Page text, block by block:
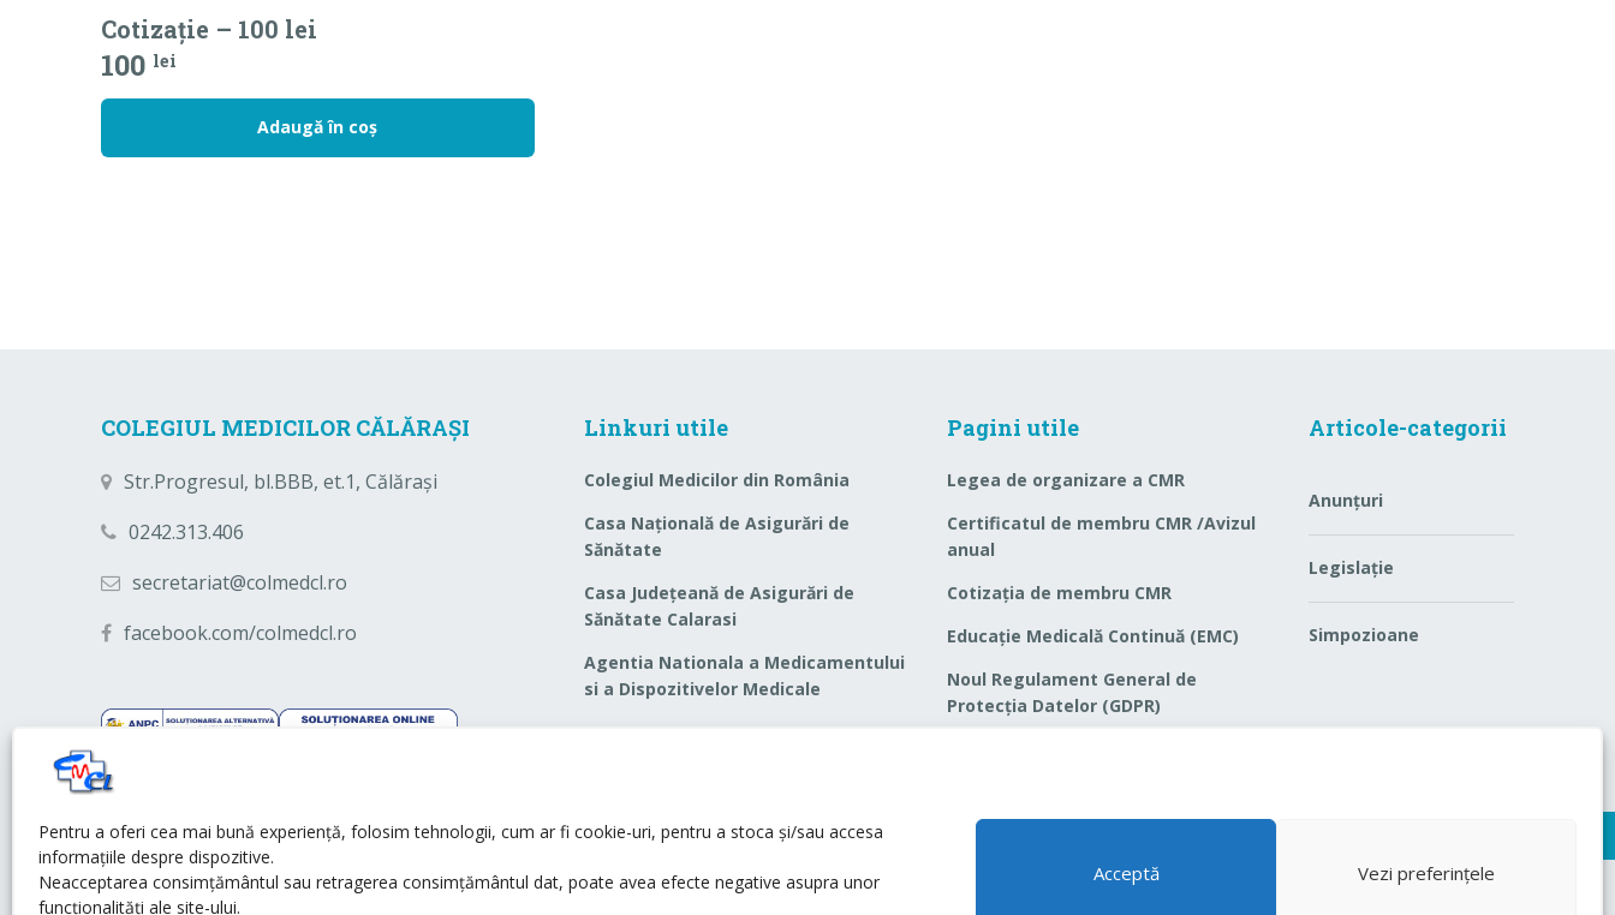
Pentru a oferi cea mai bună experiență, folosim tehnologii, cum ar fi cookie-uri, pentru a stoca și/sau accesa
informațiile despre dispozitive.
Neacceptarea consimțământul sau retragerea consimțământul dat, poate avea efecte negative asupra unor
funcționalități ale site-ului.
Acceptă Vezi preferințele
Cotizație – 100 lei
100 lei
Adaugă în coș
COLEGIUL MEDICILOR CĂLĂRAȘI
Str.Progresul, bl.BBB, et.1, Călărași
0242.313.406
secretariat@colmedcl.ro
facebook.com/colmedcl.ro
Linkuri utile
Colegiul Medicilor din România
Casa Naţională de Asigurări de
Sănătate
Casa Judeţeană de Asigurări de
Sănătate Calarasi
Agentia Nationala a Medicamentului
si a Dispozitivelor Medicale
Pagini utile
Legea de organizare a CMR
Certificatul de membru CMR /Avizul
anual
Cotizaţia de membru CMR
Educaţie Medicală Continuă (EMC)
Noul Regulament General de
Protecția Datelor (GDPR)
Articole-categorii
Anunțuri
Legislație
Simpozioane